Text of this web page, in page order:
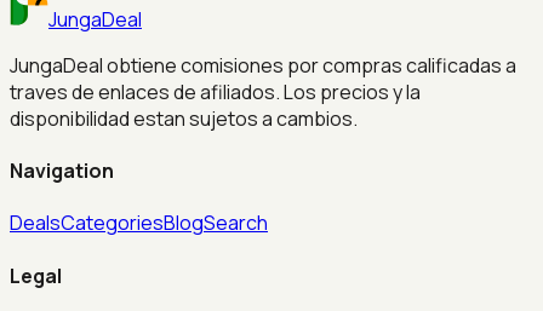
JungaDeal
JungaDeal obtiene comisiones por compras calificadas a
traves de enlaces de afiliados. Los precios y la
disponibilidad estan sujetos a cambios.
Navigation
DealsCategoriesBlogSearch
Legal